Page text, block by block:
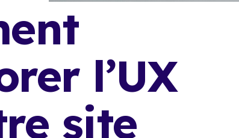
l’UX
site